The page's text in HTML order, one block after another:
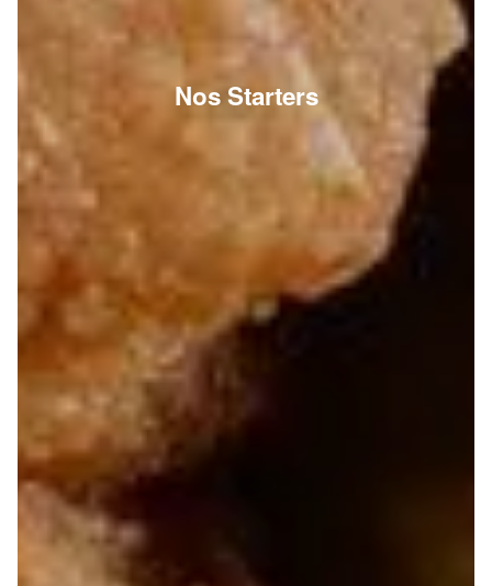
Nos Starters